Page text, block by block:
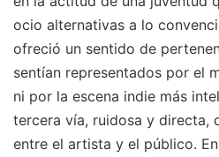
ocio alternativas a lo
ofreció un sentido de
sentían representados por el
ni por la escena indie más
tercera vía, ruidosa y directa,
entre el artista y el público.